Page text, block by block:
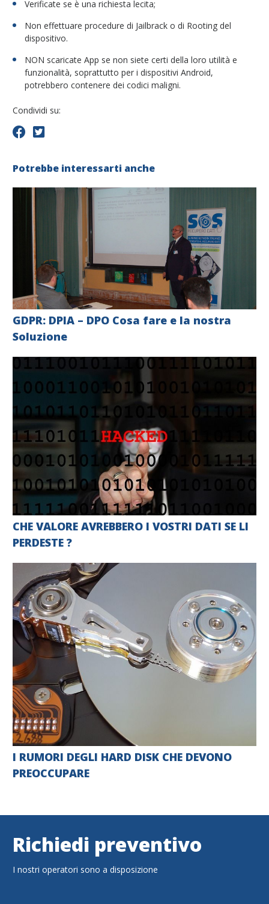
Verificate se è una richiesta lecita;
Non effettuare procedure di Jailbrack o di Rooting del
dispositivo.
NON scaricate App se non siete certi della loro utilità e
funzionalità, soprattutto per i dispositivi Android,
potrebbero contenere dei codici maligni.
Condividi su:
Potrebbe interessarti anche
GDPR: DPIA – DPO Cosa fare e la nostra
Soluzione
CHE VALORE AVREBBERO I VOSTRI DATI SE LI
PERDESTE ?
I RUMORI DEGLI HARD DISK CHE DEVONO
PREOCCUPARE
Richiedi preventivo
I nostri operatori sono a disposizione